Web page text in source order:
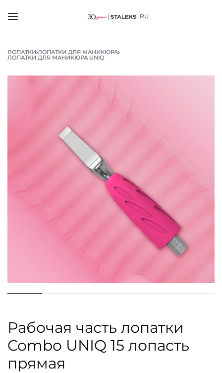
RU
ЛОПАТКИ›ЛОПАТКИ ДЛЯ МАНИКЮРА›
ЛОПАТКИ ДЛЯ МАНИКЮРА UNIQ
Рабочая часть лопатки
Combo UNIQ 15 лопасть
прямая